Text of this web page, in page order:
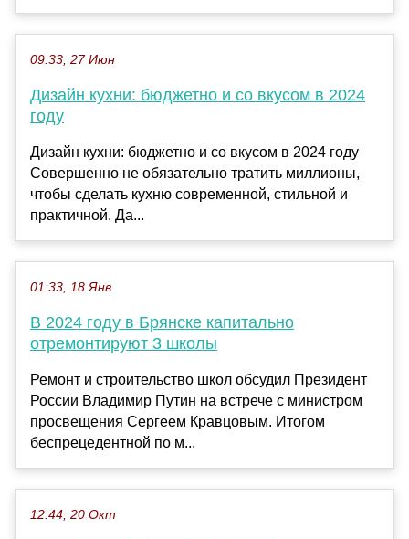
09:33, 27 Июн
Дизайн кухни: бюджетно и со вкусом в 2024
году
Дизайн кухни: бюджетно и со вкусом в 2024 году
Совершенно не обязательно тратить миллионы,
чтобы сделать кухню современной, стильной и
практичной. Да...
01:33, 18 Янв
В 2024 году в Брянске капитально
отремонтируют 3 школы
Ремонт и строительство школ обсудил Президент
России Владимир Путин на встрече с министром
просвещения Сергеем Кравцовым. Итогом
беспрецедентной по м...
12:44, 20 Окт